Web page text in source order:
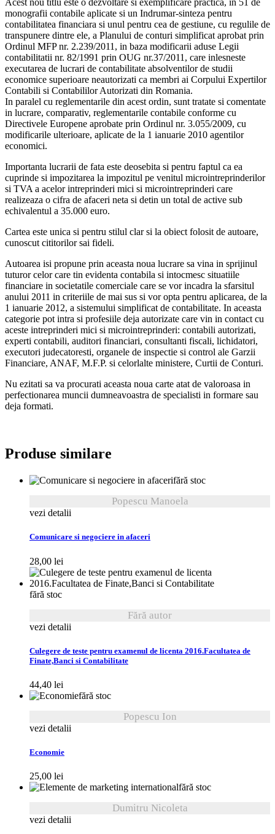
Acest nou titlu este o dezvoltare si exemplificare practica, in 51 de
monografii contabile aplicate si un Indrumar-sinteza pentru
contabilitatea financiara si unul pentru cea de gestiune, cu regulile de
transpunere dintre ele, a Planului de conturi simplificat aprobat prin
Ordinul MFP nr. 2.239/2011, in baza modificarii aduse Legii
contabilitatii nr. 82/1991 prin OUG nr.37/2011, care inlesneste
executarea de lucrari de contabilitate absolventilor de studii
economice superioare neautorizati ca membri ai Corpului Expertilor
Contabili si Contabililor Autorizati din Romania.
In paralel cu reglementarile din acest ordin, sunt tratate si comentate
in lucrare, comparativ, reglementarile contabile conforme cu
Directivele Europene aprobate prin Ordinul nr. 3.055/2009, cu
modificarile ulterioare, aplicate de la 1 ianuarie 2010 agentilor
economici.
Importanta lucrarii de fata este deosebita si pentru faptul ca ea
cuprinde si impozitarea la impozitul pe venitul microintreprinderilor
si TVA a acelor intreprinderi mici si microintreprinderi care
realizeaza o cifra de afaceri neta si detin un total de active sub
echivalentul a 35.000 euro.
Cartea este unica si pentru stilul clar si la obiect folosit de autoare,
cunoscut cititorilor sai fideli.
Autoarea isi propune prin aceasta noua lucrare sa vina in sprijinul
tuturor celor care tin evidenta contabila si intocmesc situatiile
financiare in societatile comerciale care se vor incadra la sfarsitul
anului 2011 in criteriile de mai sus si vor opta pentru aplicarea, de la
1 ianuarie 2012, a sistemului simplificat de contabilitate. In aceasta
categorie pot intra si profesiile deja autorizate care vin in contact cu
aceste intreprinderi mici si microintreprinderi: contabili autorizati,
experti contabili, auditori financiari, consultanti fiscali, lichidatori,
executori judecatoresti, organele de inspectie si control ale Garzii
Financiare, ANAF, M.F.P. si celorlalte ministere, Curtii de Conturi.
Nu ezitati sa va procurati aceasta noua carte atat de valoroasa in
perfectionarea muncii dumneavoastra de specialisti in formare sau
deja formati.
Produse similare
fără stoc
Popescu Manoela
vezi detalii
Comunicare si negociere in afaceri
28,00 lei
fără stoc
Fără autor
vezi detalii
Culegere de teste pentru examenul de licenta 2016.Facultatea de
Finate,Banci si Contabilitate
44,40 lei
fără stoc
Popescu Ion
vezi detalii
Economie
25,00 lei
fără stoc
Dumitru Nicoleta
vezi detalii